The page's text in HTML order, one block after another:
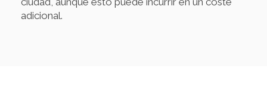
adicional.